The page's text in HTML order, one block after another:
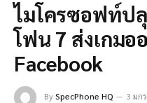
ไมโครซอฟท์ป
โฟน 7 ส่งเกมอ
Facebook
BySpecPhone HQ 3 มก